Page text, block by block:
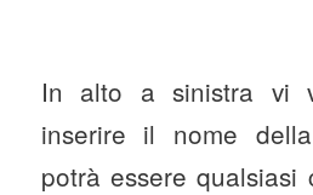
In alto a sinistra vi
inserire il nome
potrà essere qualsiasi